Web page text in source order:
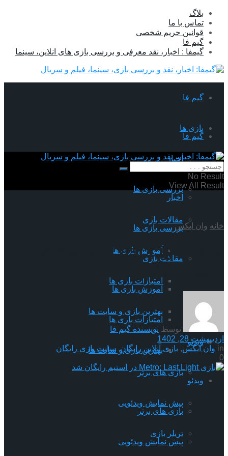
بلاگ
تماس با ما
قوانین حریم شخصی
گیم فا
گیمفا : اخبار، نقد معرفی و بررسی بازی های انلاین، سینما
گیم فا
بازی ها
اخبار
بررسی بازی ها
مقالات بازی
آموزش بازی ها
امتیازات بازی ها
بهترین بازی و سایت ها
ویدئو
بازی های برتر
پیش نمایش ویدئویی
تریلر بازی
گیم فا
بازی ها
اخبار
بررسی بازی ها
مقالات بازی
آموزش بازی ها
امتیازات بازی ها
بهترین بازی و سایت ها
ویدئو
بازی های برتر
پیش نمایش ویدئویی
No Result
View All Result
خانه وان ایکس
توسط نویسنده گیم فا
اردیبهشت 28, 1402
in وان ایکس, بازی آنلاین رایگان, سایت بازی رایگان
0